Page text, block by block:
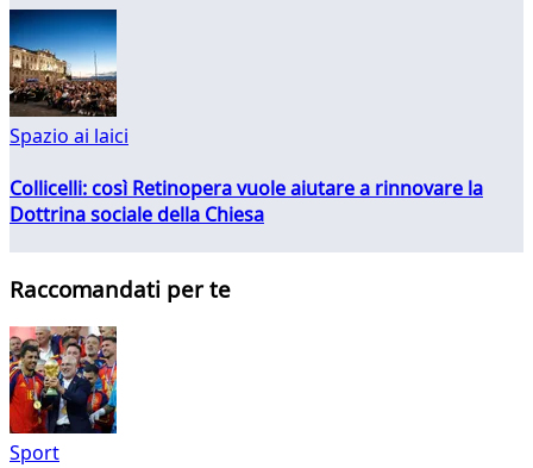
Spazio ai laici
Collicelli: così Retinopera vuole aiutare a rinnovare la
Dottrina sociale della Chiesa
Raccomandati per te
Sport